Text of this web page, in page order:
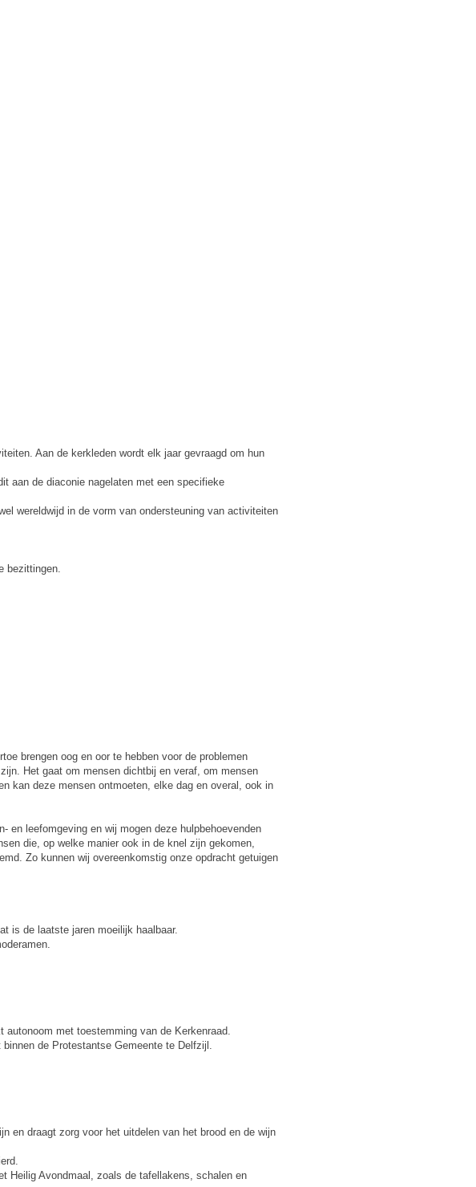
Aan de kerkleden wordt elk jaar gevraagd om hun
aan de diaconie nagelaten met een specifieke
wereldwijd in de vorm van ondersteuning van activiteiten
bezittingen.
brengen oog en oor te hebben voor de problemen
Het gaat om mensen dichtbij en veraf, om mensen
kan deze mensen ontmoeten, elke dag en overal, ook in
en leefomgeving en wij mogen deze hulpbehoevenden
die, op welke manier ook in de knel zijn gekomen,
Zo kunnen wij overeenkomstig onze opdracht getuigen
is de laatste jaren moeilijk haalbaar.
autonoom met toestemming van de Kerkenraad.
de Protestantse Gemeente te Delfzijl.
en draagt zorg voor het uitdelen van het brood en de wijn
Heilig Avondmaal, zoals de tafellakens, schalen en